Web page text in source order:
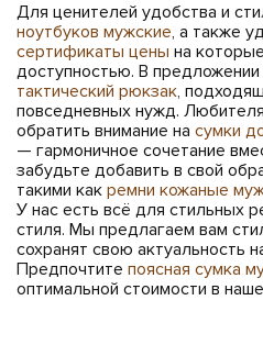
Для ценителей удобства и
ноутбуков мужские, а также
сертификаты цены на
доступностью. В
тактический рюкзак,
повседневных нужд.
обратить внимание на сумки
— гармоничное сочетание
забудьте добавить в свой
такими как ремни кожаные
У нас есть всё для стильных
стиля. Мы предлагаем вам
сохранят свою актуальность
Предпочтите поясная сумка
оптимальной стоимости в